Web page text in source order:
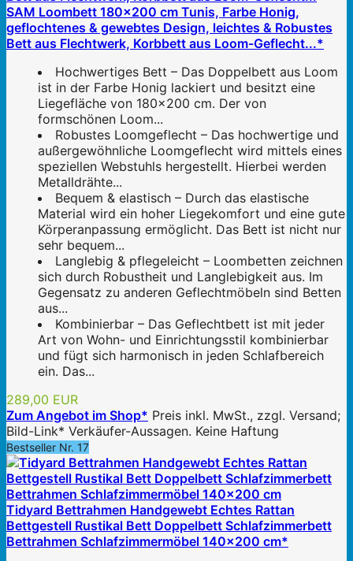
SAM Loombett 180x200 cm Tunis, Farbe Honig,
geflochtenes & gewebtes Design, leichtes & Robustes
Bett aus Flechtwerk, Korbbett aus Loom-Geflecht...*
Hochwertiges Bett – Das Doppelbett aus Loom
ist in der Farbe Honig lackiert und besitzt eine
Liegefläche von 180x200 cm. Der von
formschönen Loom...
Robustes Loomgeflecht – Das hochwertige und
außergewöhnliche Loomgeflecht wird mittels eines
speziellen Webstuhls hergestellt. Hierbei werden
Metalldrähte...
Bequem & elastisch – Durch das elastische
Material wird ein hoher Liegekomfort und eine gute
Körperanpassung ermöglicht. Das Bett ist nicht nur
sehr bequem...
Langlebig & pflegeleicht – Loombetten zeichnen
sich durch Robustheit und Langlebigkeit aus. Im
Gegensatz zu anderen Geflechtmöbeln sind Betten
aus...
Kombinierbar – Das Geflechtbett ist mit jeder
Art von Wohn- und Einrichtungsstil kombinierbar
und fügt sich harmonisch in jeden Schlafbereich
ein. Das...
289,00 EUR
Zum Angebot im Shop* Preis inkl. MwSt., zzgl. Versand;
Bild-Link* Verkäufer-Aussagen. Keine Haftung
Bestseller Nr. 17
Tidyard Bettrahmen Handgewebt Echtes Rattan
Bettgestell Rustikal Bett Doppelbett Schlafzimmerbett
Bettrahmen Schlafzimmermöbel 140×200 cm*